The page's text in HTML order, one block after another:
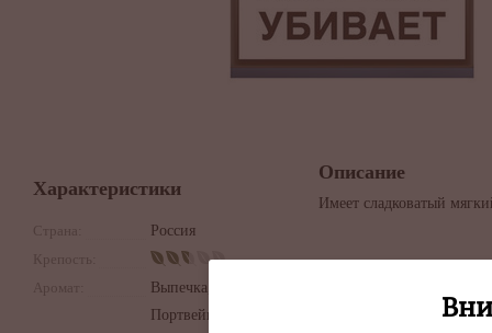
Характеристики
Страна:
Россия
Крепость:
Аромат:
Выпечка,
Портвейн,
Описание
Имеет сладковатый